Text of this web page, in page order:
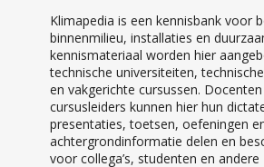
Klimapedia is een kennisbank voor
binnenmilieu, installaties en
kennismateriaal worden hier
technische universiteiten,
en vakgerichte cursussen.
cursusleiders kunnen hier hun
presentaties, toetsen, oefeningen
achtergrondinformatie delen en
voor collega’s, studenten en andere